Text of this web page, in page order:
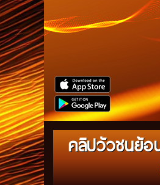
คลิปวัวชนย้อ